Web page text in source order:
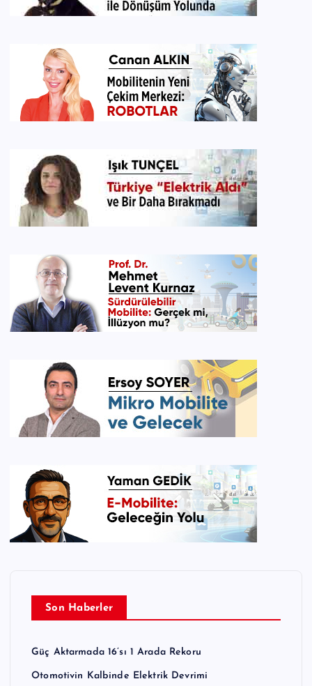
Son Haberler
Güç Aktarmada 16’sı 1 Arada Rekoru
Otomotivin Kalbinde Elektrik Devrimi